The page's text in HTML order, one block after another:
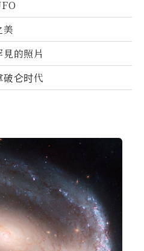
美
的照片
破仑时代